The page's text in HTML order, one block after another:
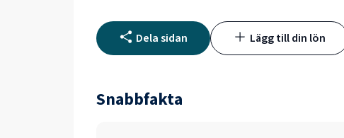
Dela sidan Lägg till din lön
Snabbfakta